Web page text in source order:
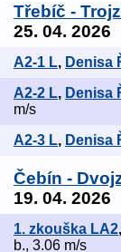
Třebíč -
25. 04. 2026
A2-1 L, Denisa
A2-2 L, Denisa
m/s
A2-3 L, Denisa
Čebín -
19. 04. 2026
1. zkouška LA2,
b., 3.06 m/s